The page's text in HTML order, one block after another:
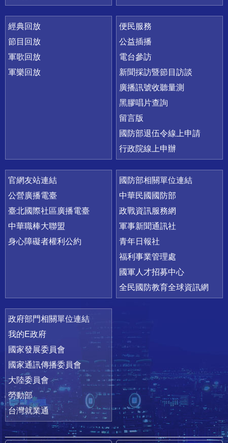
經典回放
節目回放
軍歌回放
軍樂回放
便民服務
公益插播
電台參訪
新聞採訪暨節目訪談
廣播訊號收聽量測
黑膠唱片查詢
留言版
國防部退伍令線上申請
行政院線上申辦
官網友站連結
公營廣播電臺
臺北國際社區廣播電臺
中華職棒大聯盟
身心障礙者權利公約
國防部相關單位連結
中華民國國防部
政戰資訊服務網
軍事新聞通訊社
青年日報社
福利事業管理處
國軍人才招募中心
全民國防教育全球資訊網
政府部門相關單位連結
我的E政府
國家發展委員會
國家通訊傳播委員會
大陸委員會
勞動部
台灣就業通